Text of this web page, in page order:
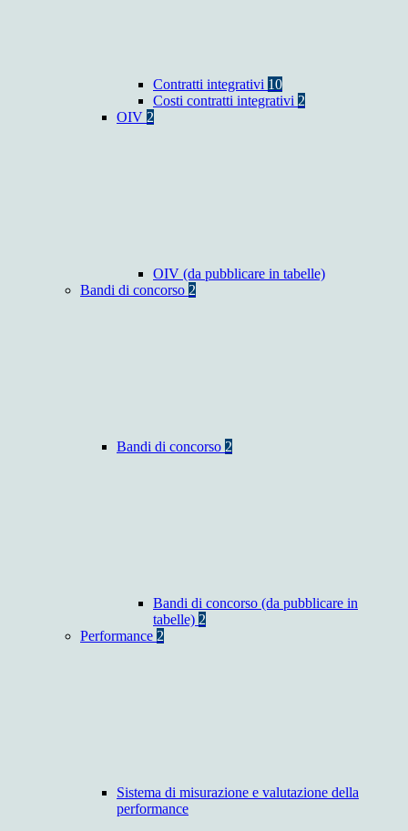
Contratti integrativi 10
Costi contratti integrativi 2
OIV 2
OIV (da pubblicare in tabelle)
Bandi di concorso 2
Bandi di concorso 2
Bandi di concorso (da pubblicare in
tabelle) 2
Performance 2
Sistema di misurazione e valutazione della
performance